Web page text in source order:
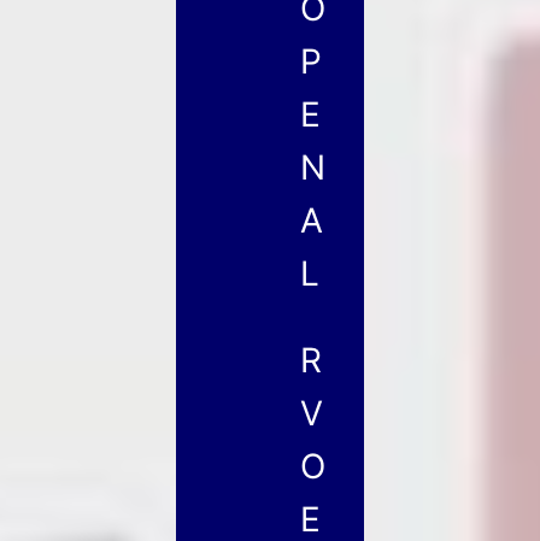
P
E
N
A
L
R
V
O
E